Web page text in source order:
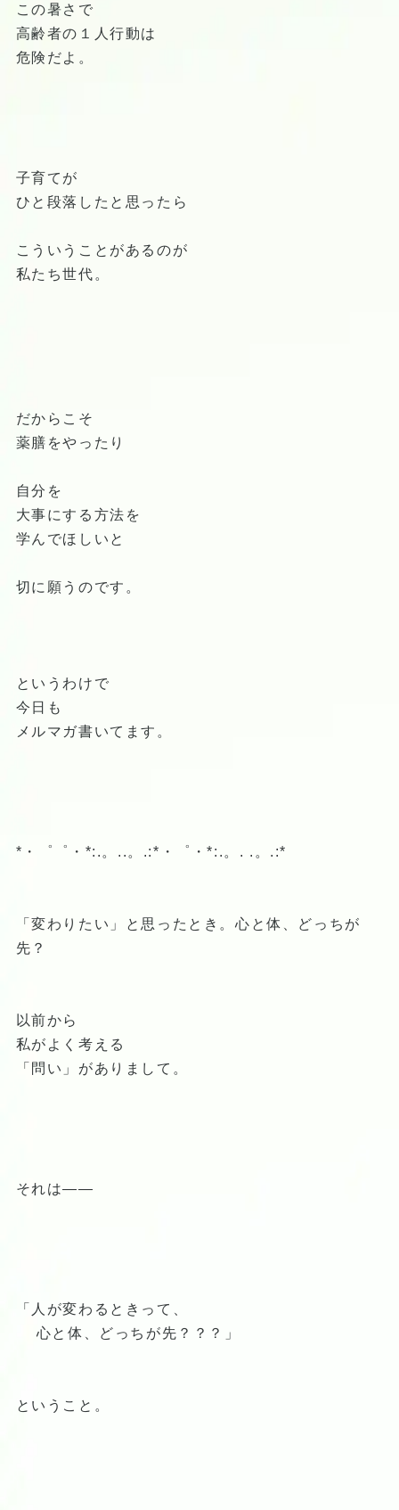
この暑さで
高齢者の１人行動は
危険だよ。
子育てが
ひと段落したと思ったら
こういうことがあるのが
私たち世代。
だからこそ
薬膳をやったり
自分を
大事にする方法を
学んでほしいと
切に願うのです。
というわけで
今日も
メルマガ書いてます。
*・゜゜・*:.。..。.:*・゜・*:.。. .。.:*
「変わりたい」と思ったとき。心と体、どっちが
先？
以前から
私がよく考える
「問い」がありまして。
それは——
「人が変わるときって、
心と体、どっちが先？？？」
ということ。